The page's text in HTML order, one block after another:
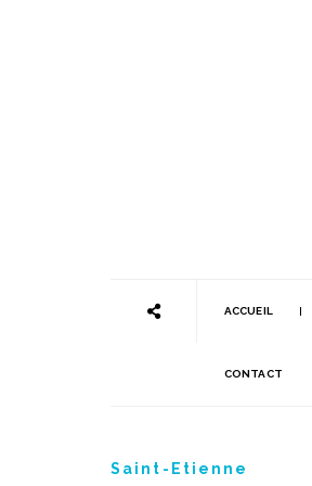
ACCUEIL
CONTACT
Saint-Etienne